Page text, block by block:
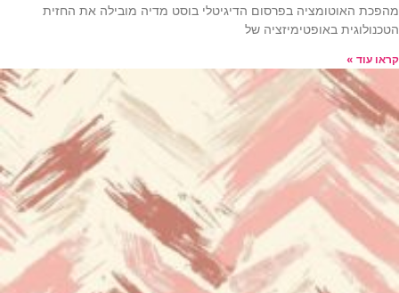
מהפכת האוטומציה בפרסום הדיגיטלי בוסט מדיה מובילה את החזית
הטכנולוגית באופטימיזציה של
קראו עוד »